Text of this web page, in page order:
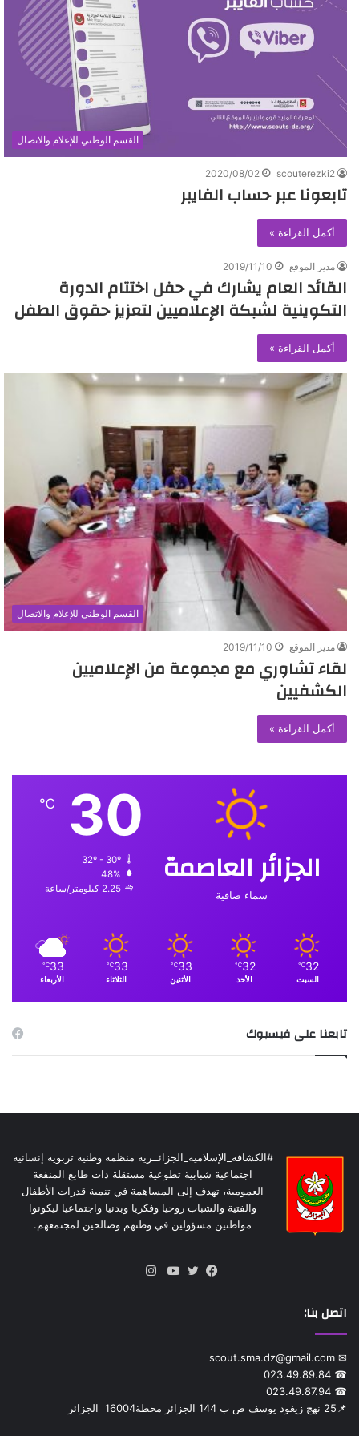
القسم الوطني للإعلام والاتصال
scouterezki2
2020/08/02
تابعونا عبر حساب الفايبر
أكمل القراءة »
مدير الموقع 2019/11/10
القائد العام يشارك في حفل اختتام الدورة
التكوينية لشبكة الإعلاميين لتعزيز حقوق الطفل
أكمل القراءة »
القسم الوطني للإعلام والاتصال
مدير الموقع 2019/11/10
لقاء تشاوري مع مجموعة من الإعلاميين
الكشفيين
أكمل القراءة »
الجزائر العاصمة
سماء صافية
30
℃
32º - 30º
48%
2.25 كيلومتر/ساعة
32
℃
السبت
32
℃
الأحد
33
℃
الأثنين
33
℃
الثلاثاء
33
℃
الأربعاء
تابعنا على فيسبوك
#الكشافة_الإسلامية_الجزائــرية منظمة وطنية تربوية إنسانية
اجتماعية شبابية تطوعية مستقلة ذات طابع المنفعة
العمومية، تهدف إلى المساهمة في تنمية قدرات الأطفال
والفتية والشباب روحيا وفكريا وبدنيا واجتماعيا ليكونوا
مواطنين مسؤولين في وطنهم وصالحين لمجتمعهم.
اتصل بنا:
✉ scout.sma.dz@gmail.com
☎ 023.49.89.84
☎ 023.49.87.94
📌‎25 نهج زيغود يوسف ص ب 144 الجزائر محطة‎ 16004 الجزائر